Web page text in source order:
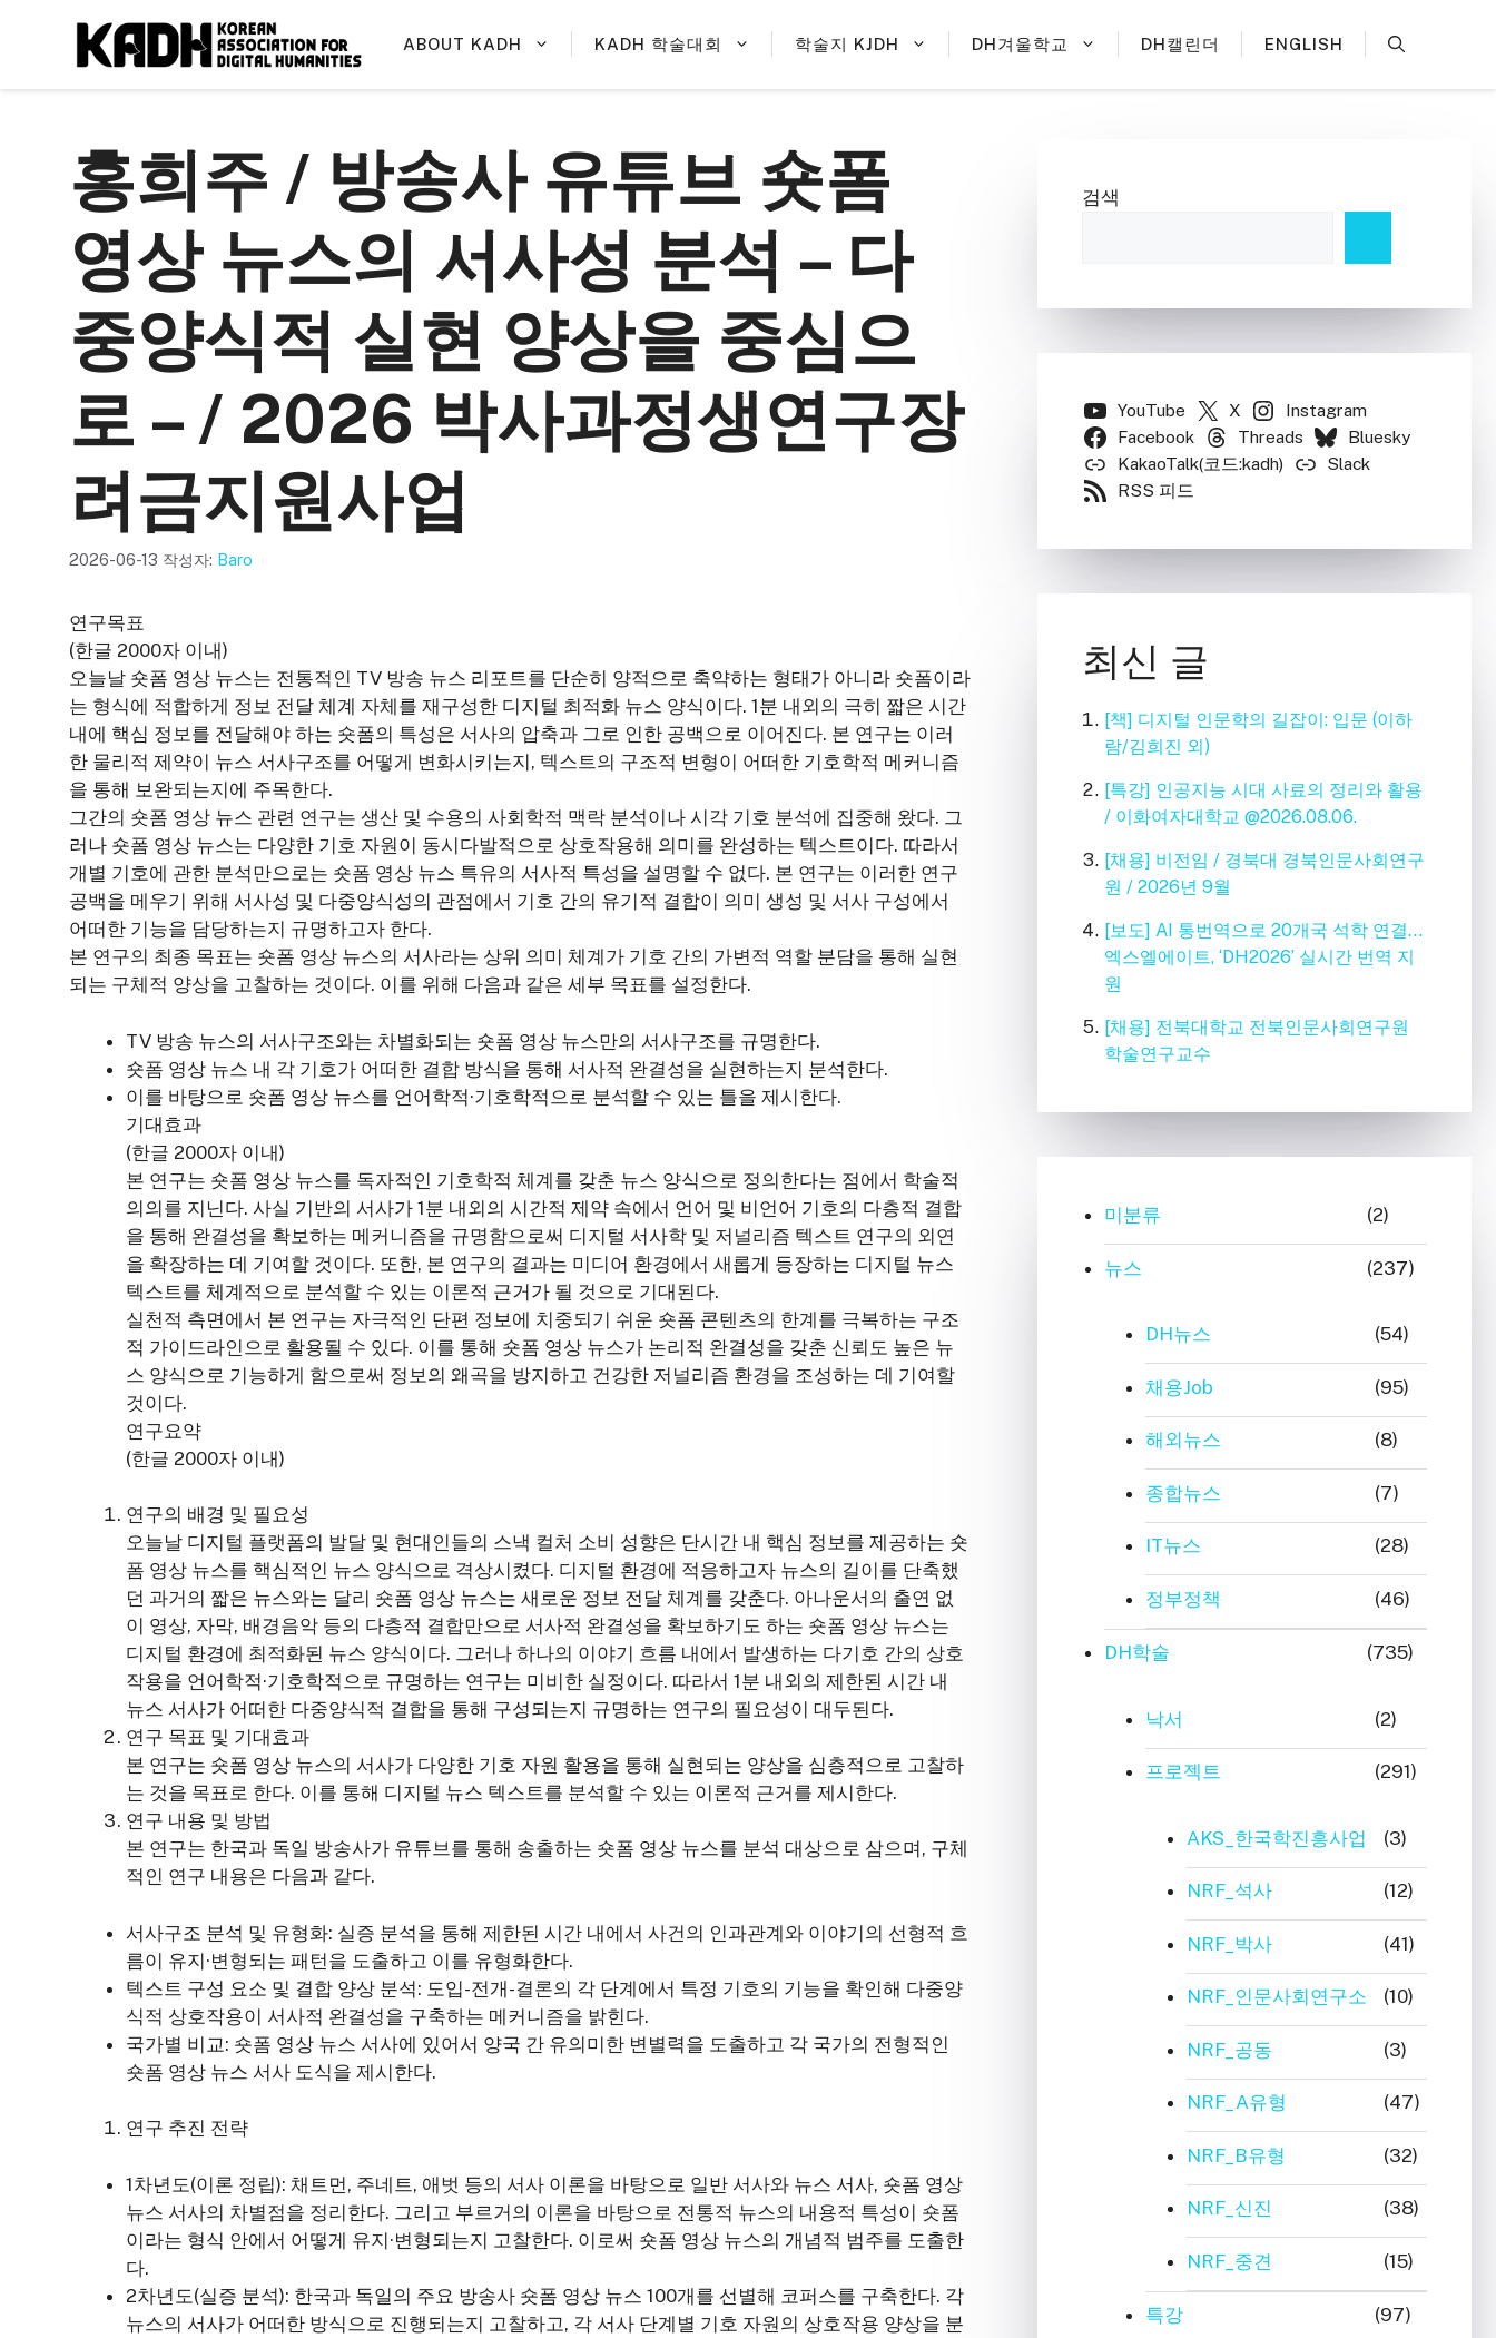
ABOUT KADH KADH 학술대회 학술지 KJDH DH겨울학교 DH캘린더 ENGLISH
홍희주 / 방송사 유튜브 숏폼
영상 뉴스의 서사성 분석 – 다
중양식적 실현 양상을 중심으
로 – / 2026 박사과정생연구장
려금지원사업
2026-06-13 작성자: Baro
연구목표
(한글 2000자 이내)
오늘날 숏폼 영상 뉴스는 전통적인 TV 방송 뉴스 리포트를 단순히 양적으로 축약하는 형태가 아니라 숏폼이라
는 형식에 적합하게 정보 전달 체계 자체를 재구성한 디지털 최적화 뉴스 양식이다. 1분 내외의 극히 짧은 시간
내에 핵심 정보를 전달해야 하는 숏폼의 특성은 서사의 압축과 그로 인한 공백으로 이어진다. 본 연구는 이러
한 물리적 제약이 뉴스 서사구조를 어떻게 변화시키는지, 텍스트의 구조적 변형이 어떠한 기호학적 메커니즘
을 통해 보완되는지에 주목한다.
그간의 숏폼 영상 뉴스 관련 연구는 생산 및 수용의 사회학적 맥락 분석이나 시각 기호 분석에 집중해 왔다. 그
러나 숏폼 영상 뉴스는 다양한 기호 자원이 동시다발적으로 상호작용해 의미를 완성하는 텍스트이다. 따라서
개별 기호에 관한 분석만으로는 숏폼 영상 뉴스 특유의 서사적 특성을 설명할 수 없다. 본 연구는 이러한 연구
공백을 메우기 위해 서사성 및 다중양식성의 관점에서 기호 간의 유기적 결합이 의미 생성 및 서사 구성에서
어떠한 기능을 담당하는지 규명하고자 한다.
본 연구의 최종 목표는 숏폼 영상 뉴스의 서사라는 상위 의미 체계가 기호 간의 가변적 역할 분담을 통해 실현
되는 구체적 양상을 고찰하는 것이다. 이를 위해 다음과 같은 세부 목표를 설정한다.
TV 방송 뉴스의 서사구조와는 차별화되는 숏폼 영상 뉴스만의 서사구조를 규명한다.
숏폼 영상 뉴스 내 각 기호가 어떠한 결합 방식을 통해 서사적 완결성을 실현하는지 분석한다.
이를 바탕으로 숏폼 영상 뉴스를 언어학적·기호학적으로 분석할 수 있는 틀을 제시한다.
기대효과
(한글 2000자 이내)
본 연구는 숏폼 영상 뉴스를 독자적인 기호학적 체계를 갖춘 뉴스 양식으로 정의한다는 점에서 학술적
의의를 지닌다. 사실 기반의 서사가 1분 내외의 시간적 제약 속에서 언어 및 비언어 기호의 다층적 결합
을 통해 완결성을 확보하는 메커니즘을 규명함으로써 디지털 서사학 및 저널리즘 텍스트 연구의 외연
을 확장하는 데 기여할 것이다. 또한, 본 연구의 결과는 미디어 환경에서 새롭게 등장하는 디지털 뉴스
텍스트를 체계적으로 분석할 수 있는 이론적 근거가 될 것으로 기대된다.
실천적 측면에서 본 연구는 자극적인 단편 정보에 치중되기 쉬운 숏폼 콘텐츠의 한계를 극복하는 구조
적 가이드라인으로 활용될 수 있다. 이를 통해 숏폼 영상 뉴스가 논리적 완결성을 갖춘 신뢰도 높은 뉴
스 양식으로 기능하게 함으로써 정보의 왜곡을 방지하고 건강한 저널리즘 환경을 조성하는 데 기여할
것이다.
연구요약
(한글 2000자 이내)
연구의 배경 및 필요성
오늘날 디지털 플랫폼의 발달 및 현대인들의 스낵 컬처 소비 성향은 단시간 내 핵심 정보를 제공하는 숏
폼 영상 뉴스를 핵심적인 뉴스 양식으로 격상시켰다. 디지털 환경에 적응하고자 뉴스의 길이를 단축했
던 과거의 짧은 뉴스와는 달리 숏폼 영상 뉴스는 새로운 정보 전달 체계를 갖춘다. 아나운서의 출연 없
이 영상, 자막, 배경음악 등의 다층적 결합만으로 서사적 완결성을 확보하기도 하는 숏폼 영상 뉴스는
디지털 환경에 최적화된 뉴스 양식이다. 그러나 하나의 이야기 흐름 내에서 발생하는 다기호 간의 상호
작용을 언어학적·기호학적으로 규명하는 연구는 미비한 실정이다. 따라서 1분 내외의 제한된 시간 내
뉴스 서사가 어떠한 다중양식적 결합을 통해 구성되는지 규명하는 연구의 필요성이 대두된다.
연구 목표 및 기대효과
본 연구는 숏폼 영상 뉴스의 서사가 다양한 기호 자원 활용을 통해 실현되는 양상을 심층적으로 고찰하
는 것을 목표로 한다. 이를 통해 디지털 뉴스 텍스트를 분석할 수 있는 이론적 근거를 제시한다.
연구 내용 및 방법
본 연구는 한국과 독일 방송사가 유튜브를 통해 송출하는 숏폼 영상 뉴스를 분석 대상으로 삼으며, 구체
적인 연구 내용은 다음과 같다.
서사구조 분석 및 유형화: 실증 분석을 통해 제한된 시간 내에서 사건의 인과관계와 이야기의 선형적 흐
름이 유지·변형되는 패턴을 도출하고 이를 유형화한다.
텍스트 구성 요소 및 결합 양상 분석: 도입-전개-결론의 각 단계에서 특정 기호의 기능을 확인해 다중양
식적 상호작용이 서사적 완결성을 구축하는 메커니즘을 밝힌다.
국가별 비교: 숏폼 영상 뉴스 서사에 있어서 양국 간 유의미한 변별력을 도출하고 각 국가의 전형적인
숏폼 영상 뉴스 서사 도식을 제시한다.
연구 추진 전략
1차년도(이론 정립): 채트먼, 주네트, 애벗 등의 서사 이론을 바탕으로 일반 서사와 뉴스 서사, 숏폼 영상
뉴스 서사의 차별점을 정리한다. 그리고 부르거의 이론을 바탕으로 전통적 뉴스의 내용적 특성이 숏폼
이라는 형식 안에서 어떻게 유지·변형되는지 고찰한다. 이로써 숏폼 영상 뉴스의 개념적 범주를 도출한
다.
2차년도(실증 분석): 한국과 독일의 주요 방송사 숏폼 영상 뉴스 100개를 선별해 코퍼스를 구축한다. 각
뉴스의 서사가 어떠한 방식으로 진행되는지 고찰하고, 각 서사 단계별 기호 자원의 상호작용 양상을 분
검색
YouTube X
Instagram
Facebook
Threads
Bluesky
KakaoTalk(코드:kadh)
Slack
RSS 피드
최신 글
[책] 디지털 인문학의 길잡이: 입문 (이하
람/김희진 외)
[특강] 인공지능 시대 사료의 정리와 활용
/ 이화여자대학교 @2026.08.06.
[채용] 비전임 / 경북대 경북인문사회연구
원 / 2026년 9월
[보도] AI 통번역으로 20개국 석학 연결…
엑스엘에이트, ‘DH2026’ 실시간 번역 지
원
[채용] 전북대학교 전북인문사회연구원
학술연구교수
미분류 (2)
뉴스 (237)
DH뉴스 (54)
채용Job (95)
해외뉴스 (8)
종합뉴스 (7)
IT뉴스 (28)
정부정책 (46)
DH학술 (735)
낙서 (2)
프로젝트 (291)
AKS_한국학진흥사업 (3)
NRF_석사 (12)
NRF_박사 (41)
NRF_인문사회연구소 (10)
NRF_공동 (3)
NRF_A유형 (47)
NRF_B유형 (32)
NRF_신진 (38)
NRF_중견 (15)
특강 (97)